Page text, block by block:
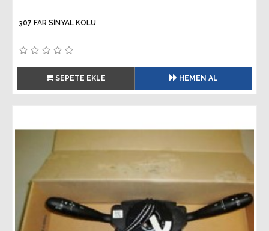
307 FAR SİNYAL KOLU
SEPETE EKLE HEMEN AL